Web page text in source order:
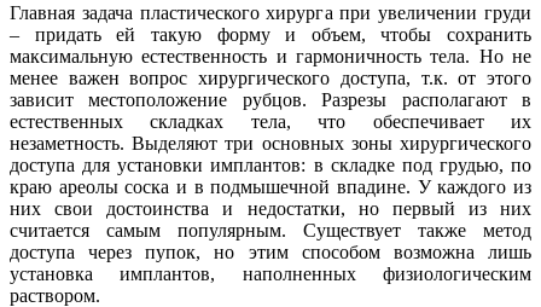
Главная задача пластического хирурга при увеличении груди
– придать ей такую форму и объем, чтобы сохранить
максимальную естественность и гармоничность тела. Но не
менее важен вопрос хирургического доступа, т.к. от этого
зависит местоположение рубцов. Разрезы располагают в
естественных складках тела, что обеспечивает их
незаметность. Выделяют три основных зоны хирургического
доступа для установки имплантов: в складке под грудью, по
краю ареолы соска и в подмышечной впадине. У каждого из
них свои достоинства и недостатки, но первый из них
считается самым популярным. Существует также метод
доступа через пупок, но этим способом возможна лишь
установка имплантов, наполненных физиологическим
раствором.